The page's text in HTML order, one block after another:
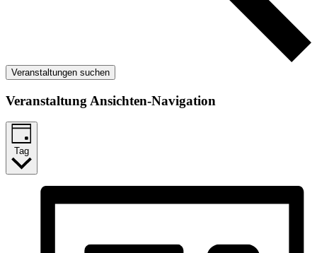
Veranstaltungen suchen
Veranstaltung Ansichten-Navigation
Tag